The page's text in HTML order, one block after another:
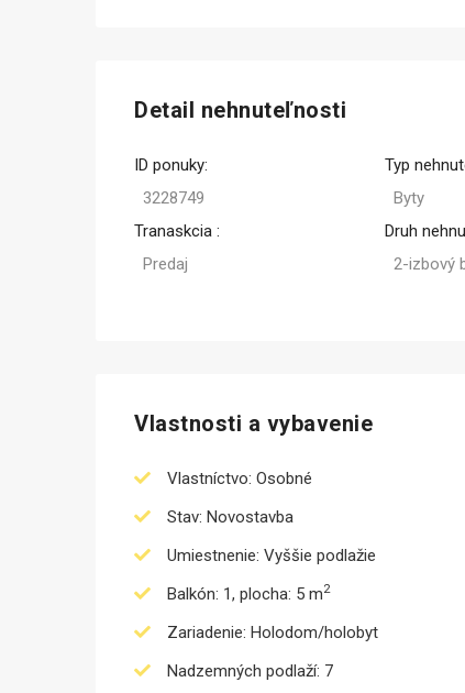
Detail nehnuteľnosti
ID ponuky:
3228749
Tranaskcia :
Predaj
Typ
Byty
Druh
2-izbový
Vlastnosti a vybavenie
Vlastníctvo: Osobné
Stav: Novostavba
Umiestnenie: Vyššie podlažie
Balkón: 1, plocha: 5 m2
Zariadenie: Holodom/holobyt
Nadzemných podlaží: 7